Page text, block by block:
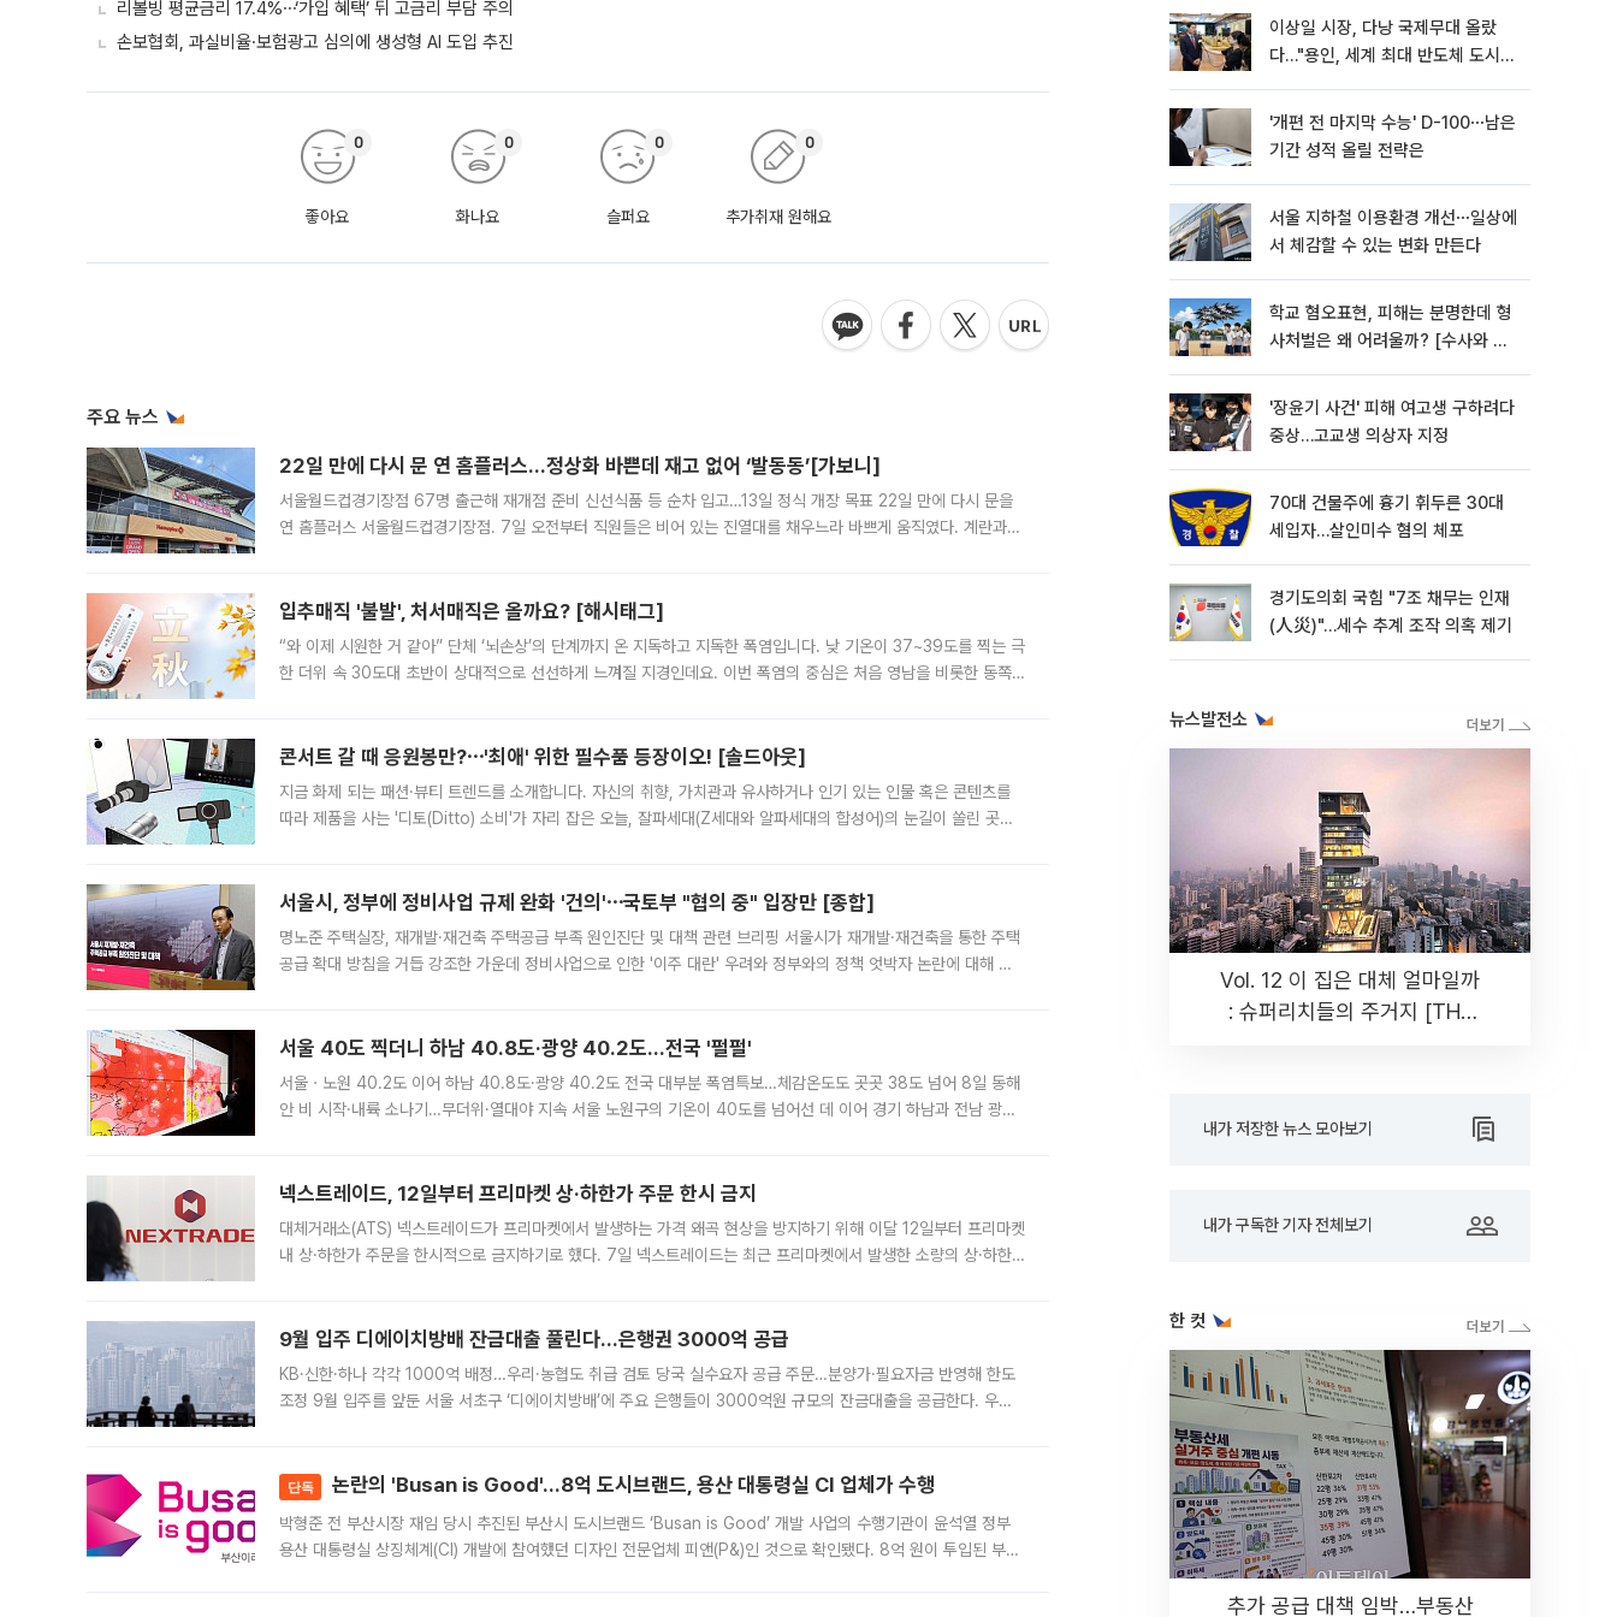
리볼빙 평균금리 17.4%⋯‘가입 혜택’ 뒤 고금리 부담 주의
손보협회, 과실비율·보험광고 심의에 생성형 AI 도입 추진
좋아요
0
화나요
0
슬퍼요
0
추가취재 원해요
0
주요 뉴스
22일 만에 다시 문 연 홈플러스…정상화 바쁜데 재고 없어 ‘발동동’[가보니]
서울월드컵경기장점 67명 출근해 재개점 준비 신선식품 등 순차 입고…13일 정식 개장 목표 22일 만에 다시 문을
연 홈플러스 서울월드컵경기장점. 7일 오전부터 직원들은 비어 있는 진열대를 채우느라 바쁘게 움직였다. 계란과
입추매직 '불발', 처서매직은 올까요? [해시태그]
“와 이제 시원한 거 같아” 단체 ‘뇌손상’의 단계까지 온 지독하고 지독한 폭염입니다. 낮 기온이 37~39도를 찍는 극
한 더위 속 30도대 초반이 상대적으로 선선하게 느껴질 지경인데요. 이번 폭염의 중심은 처음 영남을 비롯한 동쪽
콘서트 갈 때 응원봉만?⋯'최애' 위한 필수품 등장이오! [솔드아웃]
지금 화제 되는 패션·뷰티 트렌드를 소개합니다. 자신의 취향, 가치관과 유사하거나 인기 있는 인물 혹은 콘텐츠를
따라 제품을 사는 '디토(Ditto) 소비'가 자리 잡은 오늘, 잘파세대(Z세대와 알파세대의 합성어)의 눈길이 쏠린 곳은
서울시, 정부에 정비사업 규제 완화 '건의'⋯국토부 "협의 중" 입장만 [종합]
명노준 주택실장, 재개발·재건축 주택공급 부족 원인진단 및 대책 관련 브리핑 서울시가 재개발·재건축을 통한 주택
공급 확대 방침을 거듭 강조한 가운데 정비사업으로 인한 '이주 대란' 우려와 정부와의 정책 엇박자 논란에 대해 정
서울 40도 찍더니 하남 40.8도·광양 40.2도…전국 '펄펄'
서울ㆍ노원 40.2도 이어 하남 40.8도·광양 40.2도 전국 대부분 폭염특보…체감온도도 곳곳 38도 넘어 8일 동해
안 비 시작·내륙 소나기…무더위·열대야 지속 서울 노원구의 기온이 40도를 넘어선 데 이어 경기 하남과 전남 광양
넥스트레이드, 12일부터 프리마켓 상·하한가 주문 한시 금지
대체거래소(ATS) 넥스트레이드가 프리마켓에서 발생하는 가격 왜곡 현상을 방지하기 위해 이달 12일부터 프리마켓
내 상·하한가 주문을 한시적으로 금지하기로 했다. 7일 넥스트레이드는 최근 프리마켓에서 발생한 소량의 상·하한
9월 입주 디에이치방배 잔금대출 풀린다…은행권 3000억 공급
KB·신한·하나 각각 1000억 배정…우리·농협도 취급 검토 당국 실수요자 공급 주문…분양가·필요자금 반영해 한도
조정 9월 입주를 앞둔 서울 서초구 ‘디에이치방배’에 주요 은행들이 3000억원 규모의 잔금대출을 공급한다. 우리
단독 논란의 'Busan is Good'…8억 도시브랜드, 용산 대통령실 CI 업체가 수행
박형준 전 부산시장 재임 당시 추진된 부산시 도시브랜드 ‘Busan is Good’ 개발 사업의 수행기관이 윤석열 정부
용산 대통령실 상징체계(CI) 개발에 참여했던 디자인 전문업체 피앤(P&)인 것으로 확인됐다. 8억 원이 투입된 부산
이상일 시장, 다낭 국제무대 올랐
다…"용인, 세계 최대 반도체 도시
'개편 전 마지막 수능' D-100⋯남은
기간 성적 올릴 전략은
서울 지하철 이용환경 개선⋯일상에
서 체감할 수 있는 변화 만든다
학교 혐오표현, 피해는 분명한데 형
사처벌은 왜 어려울까? [수사와 재
'장윤기 사건' 피해 여고생 구하려다
중상…고교생 의상자 지정
70대 건물주에 흉기 휘두른 30대
세입자…살인미수 혐의 체포
경기도의회 국힘 "7조 채무는 인재
(人災)"…세수 추계 조작 의혹 제기
뉴스발전소
Vol. 12 이 집은 대체 얼마일까
: 슈퍼리치들의 주거지 [THE
내가 저장한 뉴스 모아보기
내가 구독한 기자 전체보기
한 컷
추가 공급 대책 임박…부동산